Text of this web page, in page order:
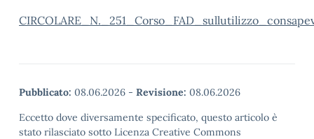
Pubblicato: 08.06.2026 - Revisione: 08.06.2026
Eccetto dove diversamente specificato, questo articolo è
stato rilasciato sotto Licenza Creative Commons